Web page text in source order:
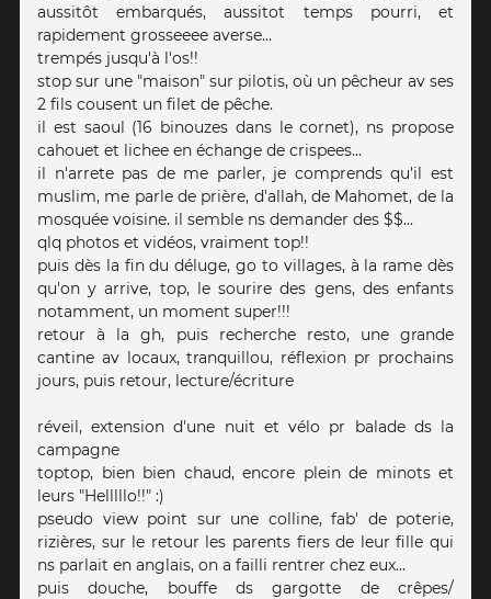
aussitôt embarqués, aussitot temps pourri, et
rapidement grosseeee averse...
trempés jusqu'à l'os!!
stop sur une "maison" sur pilotis, où un pêcheur av ses
2 fils cousent un filet de pêche.
il est saoul (16 binouzes dans le cornet), ns propose
cahouet et lichee en échange de crispees...
il n'arrete pas de me parler, je comprends qu'il est
muslim, me parle de prière, d'allah, de Mahomet, de la
mosquée voisine. il semble ns demander des $$...
qlq photos et vidéos, vraiment top!!
puis dès la fin du déluge, go to villages, à la rame dès
qu'on y arrive, top, le sourire des gens, des enfants
notamment, un moment super!!!
retour à la gh, puis recherche resto, une grande
cantine av locaux, tranquillou, réflexion pr prochains
jours, puis retour, lecture/écriture
réveil, extension d'une nuit et vélo pr balade ds la
campagne
toptop, bien bien chaud, encore plein de minots et
leurs "Helllllo!!" :)
pseudo view point sur une colline, fab' de poterie,
rizières, sur le retour les parents fiers de leur fille qui
ns parlait en anglais, on a failli rentrer chez eux...
puis douche, bouffe ds gargotte de crêpes/